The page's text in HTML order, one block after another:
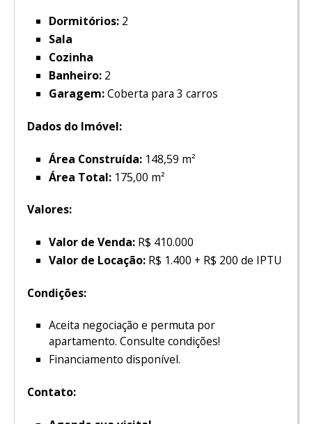
Dormitórios: 2
Sala
Cozinha
Banheiro: 2
Garagem:Coberta para 3 carros
Dados do Imóvel:
Área Construída: 148,59 m²
Área Total: 175,00 m²
Valores:
Valor de Venda: R$ 410.000
Valor de Locação: R$ 1.400 + R$ 200 de IPTU
Condições:
Aceita negociação e permuta por
apartamento. Consulte condições!
Financiamento disponível.
Contato: